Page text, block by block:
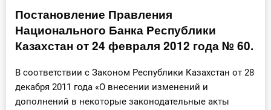
Справочник бухгалтера
Практика ИП
Постановление Правления
Национального Банка Республики
Казахстан от 24 февраля 2012 года № 60.
В соответствии с Законом Республики Казахстан от 28
декабря 2011 года «О внесении изменений и
дополнений в некоторые законодательные акты